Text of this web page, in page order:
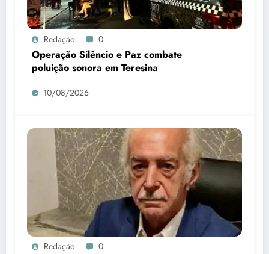
Redação 0
Operação Silêncio e Paz combate
poluição sonora em Teresina
10/08/2026
Redação 0